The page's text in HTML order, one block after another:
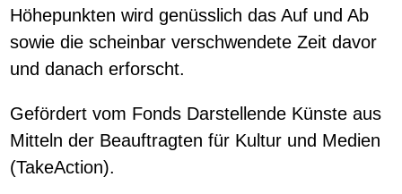
Höhepunkten wird genüsslich das Auf und Ab
sowie die scheinbar verschwendete Zeit davor
und danach erforscht.
Gefördert vom Fonds Darstellende Künste aus
Mitteln der Beauftragten für Kultur und Medien
(TakeAction).